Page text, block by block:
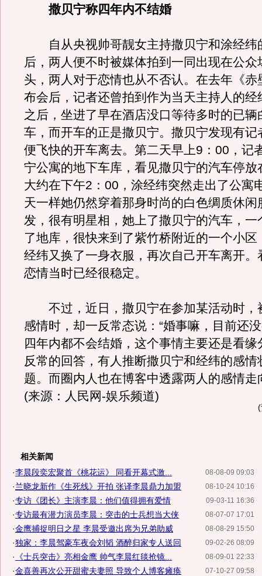
撒贝宁称四年内不结婚
自从央视帅哥靓女主持撒贝宁和涂经纬
后，两人便不时被媒体拍到一同出现在公众
头，两人对于恋情也从不否认。在去年《赤
布会后，记者还曾拍到作为当天主持人的经
之后，坐进了早在酒店没口等待多时的已辆
车，而开车的正是撒贝宁。撒贝宁发现有记
便飞快的开车离去。第二天早上9：00，记
宁公寓的地下车库，看见撒贝宁的汽车停放
大约在下午2：00，涂经纬突然走出了公寓
天一样她仍然穿着那身时尚的白色绸质休闲
发，很有明星相，她上了撒贝宁的汽车，一
了地库，很快来到了紫竹桥附近的一个小区
经纬又换了一身衣服，再次自己开车离开。
恋情当时已经很稳定。
不过，近日，撒贝宁在参加某活动时，
感情时，却一反常态说：“婚事嘛，目前还
四年内都不会结婚，这个事情主要还是看缘
反常的回答，有人推断撒贝宁和经纬的感情
题。而圈内人也在博客中透露两人的感情走
(来源：人民网-娱乐频道)
相关新闻
08-08-09 09:03
·李晨段奕宏聚首《桃花运》 同看开幕式激...
08-10-24 10:16
·兰晓龙新作《生死线》开拍 张译李晨鼎力加盟
09-03-11 16:36
·专访《团长》主演李晨：他们值得拥有爱情
08-07-07 17:01
·专访最有潜力演员李晨：突击的士兵想当大侠
08-08-29 15:50
·金鹰捕捉明日之星 李晨受邀出席为兄弟助威
09-02-26 08:09
·独家：李晨驾豪车夜会刘韬 酒醉归家专人送回
08-09-01 22:33
· 《士兵突击》亮相金鹰 帅气李晨红毯抢镜...
07-10-27 09:58
·金喜善再次公开甜蜜夫妻照 导致个人博客瘫痪